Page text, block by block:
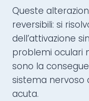
Queste
reversibili: si
dell’attivazione
problemi oculari
sono la
sistema nervoso
acuta.